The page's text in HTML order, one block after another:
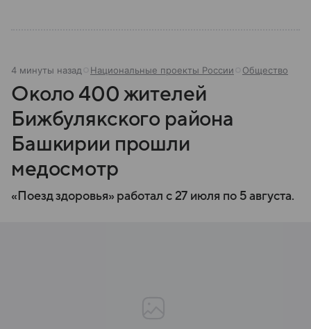
4 минуты назад Национальные проекты России Общество
Около 400 жителей
Бижбулякского района
Башкирии прошли
медосмотр
«Поезд здоровья» работал с 27 июля по 5 августа.